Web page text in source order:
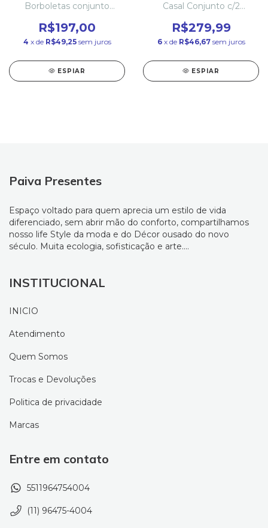
Borboletas conjunto
R$197,00
4 x de R$49,25 sem juros
ESPIAR
Casal Conjunto c/2
R$279,99
6 x de R$46,67 sem juros
ESPIAR
Paiva Presentes
Espaço voltado para quem aprecia um estilo de vida
diferenciado, sem abrir mão do conforto, compartilhamos
nosso life Style da moda e do Décor ousado do novo
século. Muita ecologia, sofisticação e arte....
INSTITUCIONAL
INICIO
Atendimento
Quem Somos
Trocas e Devoluções
Politica de privacidade
Marcas
Entre em contato
5511964754004
(11) 96475-4004